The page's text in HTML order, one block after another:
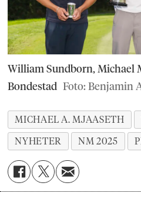
William Sundborn, Michael
Bondestad Foto: Benjamin
MICHAEL A. MJAASETH
NYHETER
NM 2025